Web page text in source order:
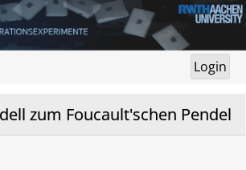
zum Foucault'schen Pendel